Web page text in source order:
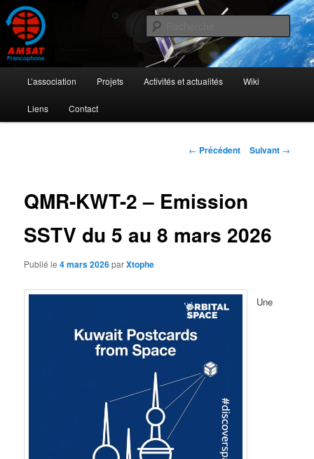
Aller
au
contenu
principalAMSAT Francophone
L'activité radioamateur par satellite
principal
L’association Projets Activités et actualités Wiki
Liens Contact
Navigation
← Précédent Suivant →
QMR-KWT-2 – Emission
SSTV du 5 au 8 mars 2026
Publié le4 mars 2026parXtophe
Une